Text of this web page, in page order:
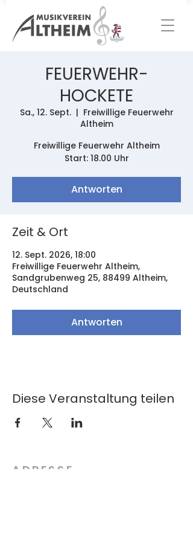
FEUERWEHR-
HOCKETE
Sa., 12. Sept.
  |
Freiwillige Feuerwehr
Altheim
Freiwillige Feuerwehr Altheim
Start: 18.00 Uhr
Antworten
Zeit & Ort
12. Sept. 2026, 18:00
Freiwillige Feuerwehr Altheim,
Sandgrubenweg 25, 88499 Altheim,
Deutschland
Antworten
Diese Veranstaltung teilen
ADRESSE